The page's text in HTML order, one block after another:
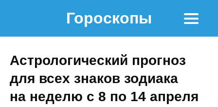
Гороскопы
Астрологический прогноз
для всех знаков зодиака
на неделю с 8 по 14 апреля